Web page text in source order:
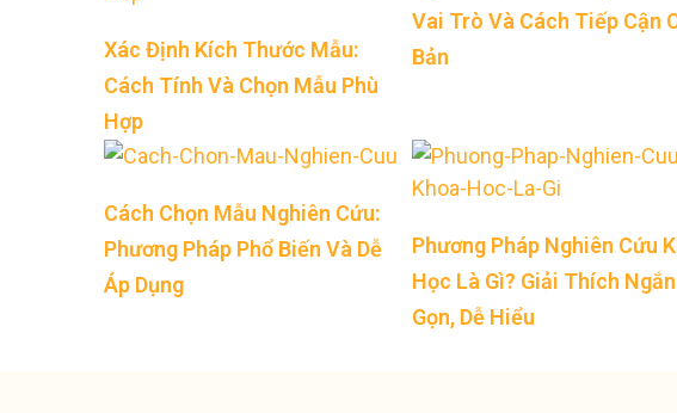
Xác Định Kích Thước Mẫu:
Cách Tính Và Chọn Mẫu Phù
Hợp
Vai Trò Và Cách Tiếp Cận
Bản
Cách Chọn Mẫu Nghiên Cứu:
Phương Pháp Phổ Biến Và Dễ
Áp Dụng
Phương Pháp Nghiên Cứu
Học Là Gì? Giải Thích Ngắn
Gọn, Dễ Hiểu